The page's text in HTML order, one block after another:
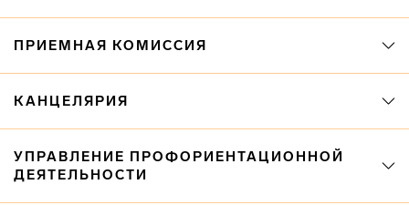
ПРИЕМНАЯ КОМИССИЯ
КАНЦЕЛЯРИЯ
УПРАВЛЕНИЕ ПРОФОРИЕНТАЦИОННОЙ
ДЕЯТЕЛЬНОСТИ